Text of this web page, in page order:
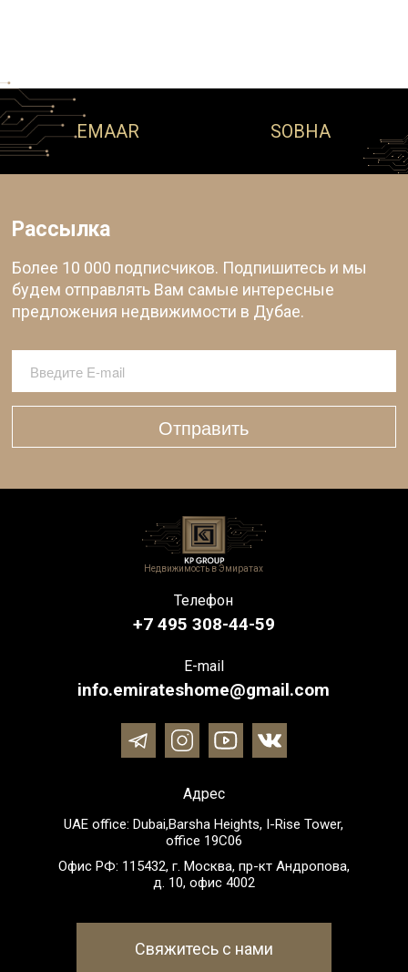
EMAAR SOBHA
Рассылка
Более 10 000 подписчиков. Подпишитесь и мы
будем отправлять Вам самые интересные
предложения недвижимости в Дубае.
Отправить
Недвижимость в Эмиратах
Телефон
+7 495 308-44-59
E-mail
info.emirateshome@gmail.com
Адрес
UAE office: Dubai,Barsha Heights, I-Rise Tower,
office 19C06
Офис РФ: 115432, г. Москва, пр-кт Андропова,
д. 10, офис 4002
Свяжитесь с нами